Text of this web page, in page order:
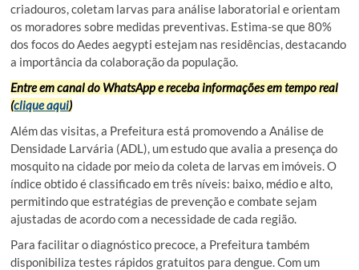
criadouros, coletam larvas para análise laboratorial e orientam
os moradores sobre medidas preventivas. Estima-se que 80%
dos focos do Aedes aegypti estejam nas residências, destacando
a importância da colaboração da população.
Entre em canal do WhatsApp e receba informações em tempo real
(clique aqui)
Além das visitas, a Prefeitura está promovendo a Análise de
Densidade Larvária (ADL), um estudo que avalia a presença do
mosquito na cidade por meio da coleta de larvas em imóveis. O
índice obtido é classificado em três níveis: baixo, médio e alto,
permitindo que estratégias de prevenção e combate sejam
ajustadas de acordo com a necessidade de cada região.
Para facilitar o diagnóstico precoce, a Prefeitura também
disponibiliza testes rápidos gratuitos para dengue. Com um